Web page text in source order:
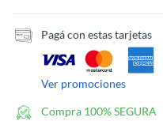
Pagá con estas tarjetas
Ver promociones
Compra 100% SEGURA